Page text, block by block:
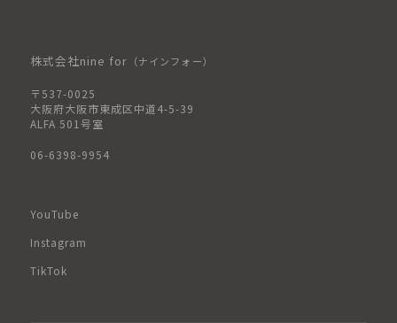
株式会社nine for （ナインフォー）
〒537-0025
大阪府大阪市東成区中道4-5-39
ALFA 501号室
06-6398-9954
YouTube
Instagram
TikTok